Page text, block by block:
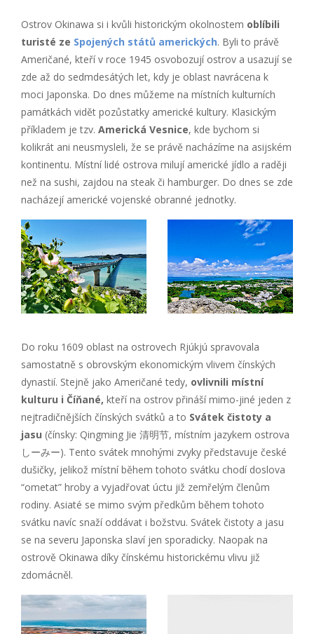
Ostrov Okinawa si i kvůli historickým okolnostem oblíbili
turisté ze Spojených států amerických. Byli to právě
Američané, kteří v roce 1945 osvobozují ostrov a usazují se
zde až do sedmdesátých let, kdy je oblast navrácena k
moci Japonska. Do dnes můžeme na místních kulturních
památkách vidět pozůstatky americké kultury. Klasickým
příkladem je tzv. Americká Vesnice, kde bychom si
kolikrát ani neusmysleli, že se právě nacházíme na asijském
kontinentu. Místní lidé ostrova milují americké jídlo a raději
než na sushi, zajdou na steak či hamburger. Do dnes se zde
nacházejí americké vojenské obranné jednotky.
Do roku 1609 oblast na ostrovech Rjúkjú spravovala
samostatně s obrovským ekonomickým vlivem čínských
dynastií. Stejně jako Američané tedy, ovlivnili místní
kulturu i Číňané, kteří na ostrov přináší mimo-jiné jeden z
nejtradičnějších čínských svátků a to Svátek čistoty a
jasu (čínsky: Qingming Jie 清明节, místním jazykem ostrova
しーみー). Tento svátek mnohými zvyky představuje české
dušičky, jelikož místní během tohoto svátku chodí doslova
“ometat” hroby a vyjadřovat úctu již zemřelým členům
rodiny. Asiaté se mimo svým předkům během tohoto
svátku navíc snaží oddávat i božstvu. Svátek čistoty a jasu
se na severu Japonska slaví jen sporadicky. Naopak na
ostrově Okinawa díky čínskému historickému vlivu již
zdomácněl.